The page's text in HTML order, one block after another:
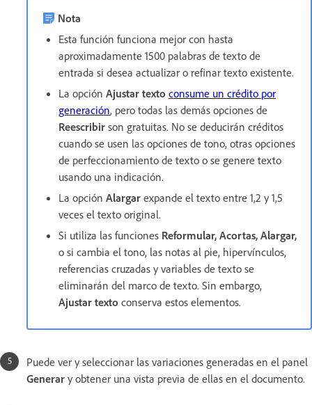
Nota
Esta función funciona mejor con hasta
aproximadamente 1500 palabras de texto de
entrada si desea actualizar o refinar texto existente.
La opción Ajustar texto consume un crédito por
generación, pero todas las demás opciones de
Reescribir son gratuitas. No se deducirán créditos
cuando se usen las opciones de tono, otras opciones
de perfeccionamiento de texto o se genere texto
usando una indicación.
La opción Alargar expande el texto entre 1,2 y 1,5
veces el texto original.
Si utiliza las funciones Reformular, Acortas, Alargar,
o si cambia el tono, las notas al pie, hipervínculos,
referencias cruzadas y variables de texto se
eliminarán del marco de texto. Sin embargo,
Ajustar texto conserva estos elementos.
Puede ver y seleccionar las variaciones generadas en el panel
Generar y obtener una vista previa de ellas en el documento.